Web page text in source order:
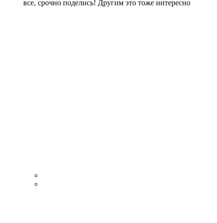
все, срочно поделись! Другим это тоже интересно